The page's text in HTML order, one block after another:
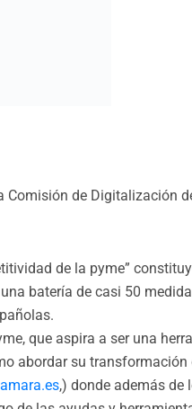
batería de casi 50
abordar su
puedan llevar adelante
de Desarrollo Regional